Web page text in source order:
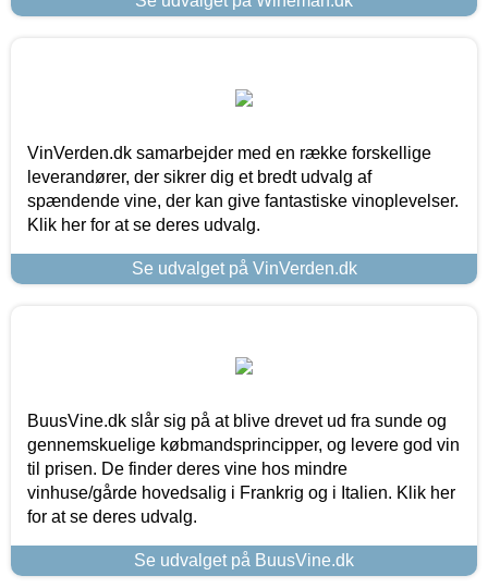
VinVerden.dk samarbejder med en række forskellige
leverandører, der sikrer dig et bredt udvalg af
spændende vine, der kan give fantastiske vinoplevelser.
Klik her for at se deres udvalg.
Se udvalget på VinVerden.dk
BuusVine.dk slår sig på at blive drevet ud fra sunde og
gennemskuelige købmandsprincipper, og levere god vin
til prisen. De finder deres vine hos mindre
vinhuse/gårde hovedsalig i Frankrig og i Italien. Klik her
for at se deres udvalg.
Se udvalget på BuusVine.dk